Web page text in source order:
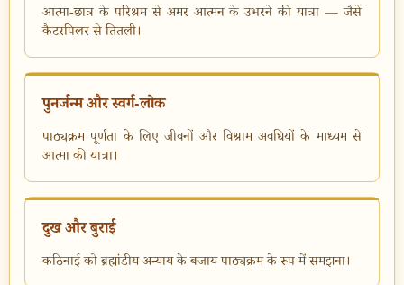
आत्मा-छात्र के परिश्रम से अमर आत्मन के उभरने की यात्रा — जैसे
कैटरपिलर से तितली।
पुनर्जन्म और स्वर्ग-लोक
पाठ्यक्रम पूर्णता के लिए जीवनों और विश्राम अवधियों के माध्यम से
आत्मा की यात्रा।
दुख और बुराई
कठिनाई को ब्रह्मांडीय अन्याय के बजाय पाठ्यक्रम के रूप में समझना।